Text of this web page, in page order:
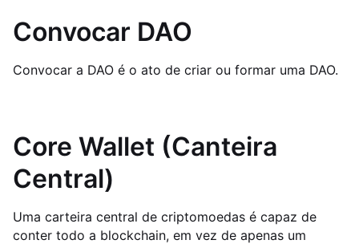
Convocar DAO
Convocar a DAO é o ato de criar ou formar uma DAO.
Core Wallet (Canteira
Central)
Uma carteira central de criptomoedas é capaz de
conter todo a blockchain, em vez de apenas um